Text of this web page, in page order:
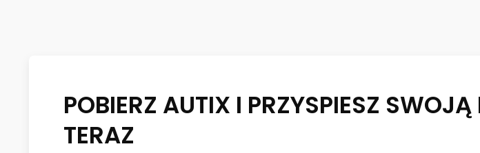
POBIERZ AUTIX I PRZYSPIESZ
TERAZ